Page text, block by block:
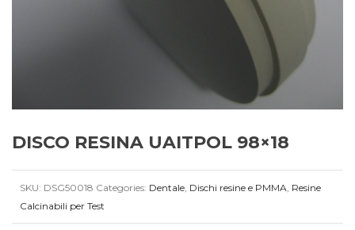
DISCO RESINA UAITPOL 98×18
SKU: DSG50018 Categories: Dentale, Dischi resine e PMMA, Resine
Calcinabili per Test